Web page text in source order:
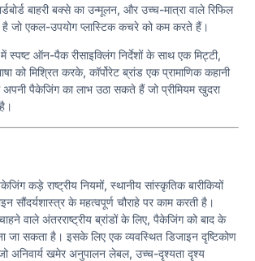
बाहरी बक्से का उन्मूलन, और उच्च-मात्रा वाले रिफिल
है जो एकल-उपयोग प्लास्टिक कचरे को कम करते हैं।
स्पष्ट ऑन-पैक रीसाइक्लिंग निर्देशों के साथ एक मिट्टी,
को मिश्रित करके, कॉर्पोरेट ब्रांड एक प्रामाणिक कहानी
पैकेजिंग का लाभ उठा सकते हैं जो प्रीमियम खुदरा
कड़े राष्ट्रीय नियमों, स्थानीय सांस्कृतिक बारीकियों
सौंदर्यशास्त्र के महत्वपूर्ण चौराहे पर काम करती है।
वाले अंतरराष्ट्रीय ब्रांडों के लिए, पैकेजिंग को बाद के
जा सकता है। इसके लिए एक व्यवस्थित डिजाइन दृष्टिकोण
अनिवार्य खमेर अनुपालन लेबल, उच्च-दृश्यता दृश्य